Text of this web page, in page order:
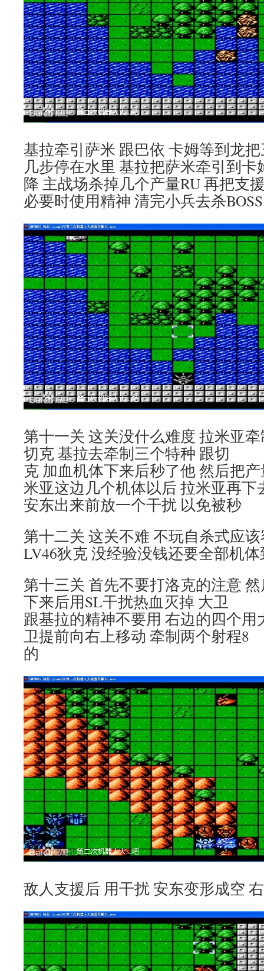
基拉牵引萨米 跟巴依 卡姆等到龙
几步停在水里 基拉把萨米牵引到
降 主战场杀掉几个产量RU 再把支
必要时使用精神 清完小兵去杀
第十一关 这关没什么难度 拉米亚
切克 基拉去牵制三个特种 跟切
克 加血机体下来后秒了他 然后把
米亚这边几个机体以后 拉米亚再
安东出来前放一个干扰 以免被秒
第十二关 这关不难 不玩自杀式应
LV46狄克 没经验没钱还要全部机
第十三关 首先不要打洛克的注意
下来后用SL干扰热血灭掉 大卫
跟基拉的精神不要用 右边的四个用
卫提前向右上移动 牵制两个射程8
的
敌人支援后 用干扰 安东变形成空